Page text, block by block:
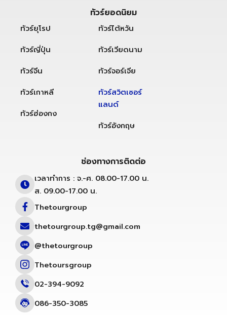
ทัวร์ยอดนิยม
ทัวร์ยุโรป
ทัวร์ญี่ปุ่น
ทัวร์จีน
ทัวร์เกาหลี
ทัวร์ฮ่องกง
ทัวร์ไต้หวัน
ทัวร์เวียดนาม
ทัวร์จอร์เจีย
ทัวร์สวิตเซอร์
แลนด์
ทัวร์อังกฤษ
ช่องทางการติดต่อ
เวลาทำการ : จ.-ศ. 08.00-17.00 น.
ส. 09.00-17.00 น.
Thetourgroup
thetourgroup.tg@gmail.com
@thetourgroup
Thetoursgroup
02-394-9092
086-350-3085